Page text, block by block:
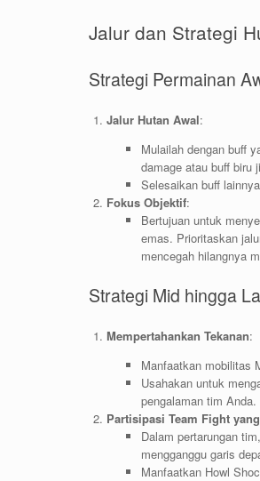
Jalur dan Strategi
Strategi Permainan
Jalur Hutan Awal:
Mulailah dengan buff
damage atau buff biru
Selesaikan buff
Fokus Objektif:
Bertujuan untuk
emas. Prioritaskan
mencegah hilangnya
Strategi Mid hingga
Mempertahankan Tekanan:
Manfaatkan mobilitas
Usahakan untuk
pengalaman tim Anda.
Partisipasi Team Fight
Dalam pertarungan
mengganggu garis
Manfaatkan Howl